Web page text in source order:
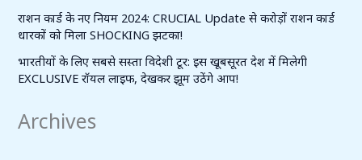
राशन कार्ड के नए नियम 2024: CRUCIAL Update से करोड़ों राशन कार्ड
धारकों को मिला SHOCKING झटका!
भारतीयों के लिए सबसे सस्ता विदेशी टूर: इस खूबसूरत देश में मिलेगी
EXCLUSIVE रॉयल लाइफ, देखकर झूम उठेंगे आप!
Archives